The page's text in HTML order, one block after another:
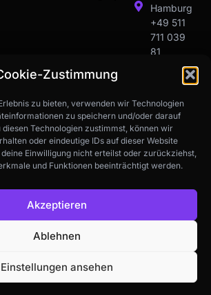
Zustimmung
zu bieten, verwenden wir Technologien
zu speichern und/oder darauf
Technologien zustimmst, können wir
oder eindeutige IDs auf dieser Website
Einwilligung nicht erteilst oder zurückziehst,
und Funktionen beeinträchtigt werden.
Akzeptieren
Ablehnen
Einstellungen ansehen
Hamburg
+49 511
711 039
81
Bremen
+49 511
711 039
81
GVP-Zertifikat
Erlaubnis zur
Arbeitnehmerüberlassung
Alle
Impressum
Cookie-Richtlinie